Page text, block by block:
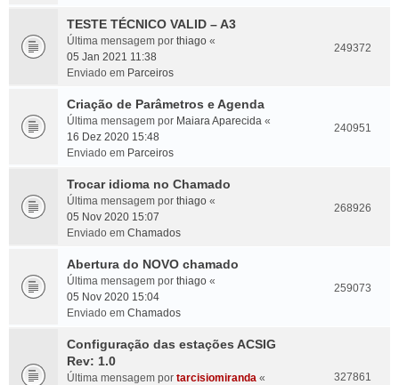
TESTE TÉCNICO VALID – A3
Última mensagem por thiago «
05 Jan 2021 11:38
Enviado em Parceiros
249372
Criação de Parâmetros e Agenda
Última mensagem por Maiara Aparecida «
16 Dez 2020 15:48
Enviado em Parceiros
240951
Trocar idioma no Chamado
Última mensagem por thiago «
05 Nov 2020 15:07
Enviado em Chamados
268926
Abertura do NOVO chamado
Última mensagem por thiago «
05 Nov 2020 15:04
Enviado em Chamados
259073
Configuração das estações ACSIG
Rev: 1.0
Última mensagem por tarcisiomiranda «
327861